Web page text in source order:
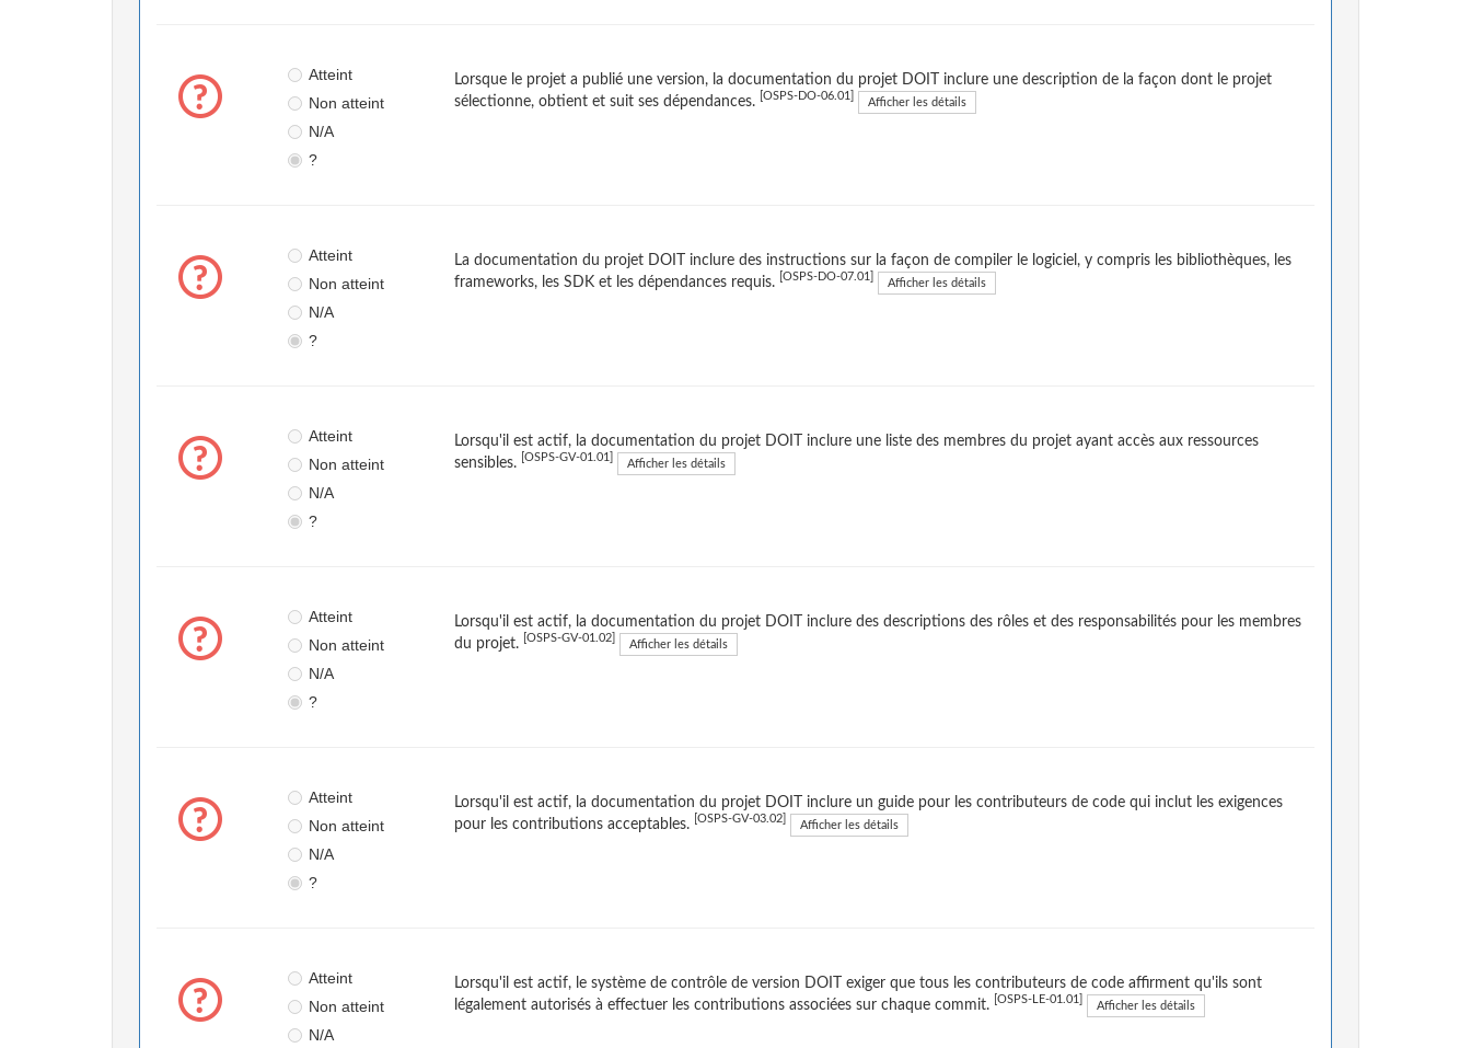
Atteint
Non atteint
N/A
?
Lorsque le projet a publié une version, la documentation du projet DOIT inclure une description de la façon dont le projet
sélectionne, obtient et suit ses dépendances.
[OSPS-DO-06.01] Afficher les détails
Atteint
Non atteint
N/A
?
La documentation du projet DOIT inclure des instructions sur la façon de compiler le logiciel, y compris les bibliothèques, les
frameworks, les SDK et les dépendances requis.
[OSPS-DO-07.01] Afficher les détails
Atteint
Non atteint
N/A
?
Lorsqu'il est actif, la documentation du projet DOIT inclure une liste des membres du projet ayant accès aux ressources
sensibles.
[OSPS-GV-01.01] Afficher les détails
Atteint
Non atteint
N/A
?
Lorsqu'il est actif, la documentation du projet DOIT inclure des descriptions des rôles et des responsabilités pour les membres
du projet.
[OSPS-GV-01.02] Afficher les détails
Atteint
Non atteint
N/A
?
Lorsqu'il est actif, la documentation du projet DOIT inclure un guide pour les contributeurs de code qui inclut les exigences
pour les contributions acceptables.
[OSPS-GV-03.02] Afficher les détails
Atteint
Non atteint
N/A
Lorsqu'il est actif, le système de contrôle de version DOIT exiger que tous les contributeurs de code affirment qu'ils sont
légalement autorisés à effectuer les contributions associées sur chaque commit.
[OSPS-LE-01.01] Afficher les détails